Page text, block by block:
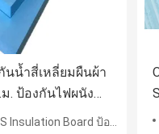
นน้ำสี่เหลี่ยมผืนผ้า
. ป้องกันไฟผนัง
Board ป้องกันไฟผนังภายนอก